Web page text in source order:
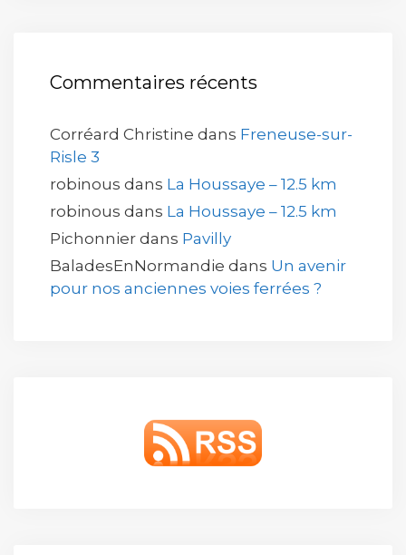
Commentaires récents
Corréard Christine dans Freneuse-sur-
Risle 3
robinous dans La Houssaye – 12.5 km
robinous dans La Houssaye – 12.5 km
Pichonnier dans Pavilly
BaladesEnNormandie dans Un avenir
pour nos anciennes voies ferrées ?